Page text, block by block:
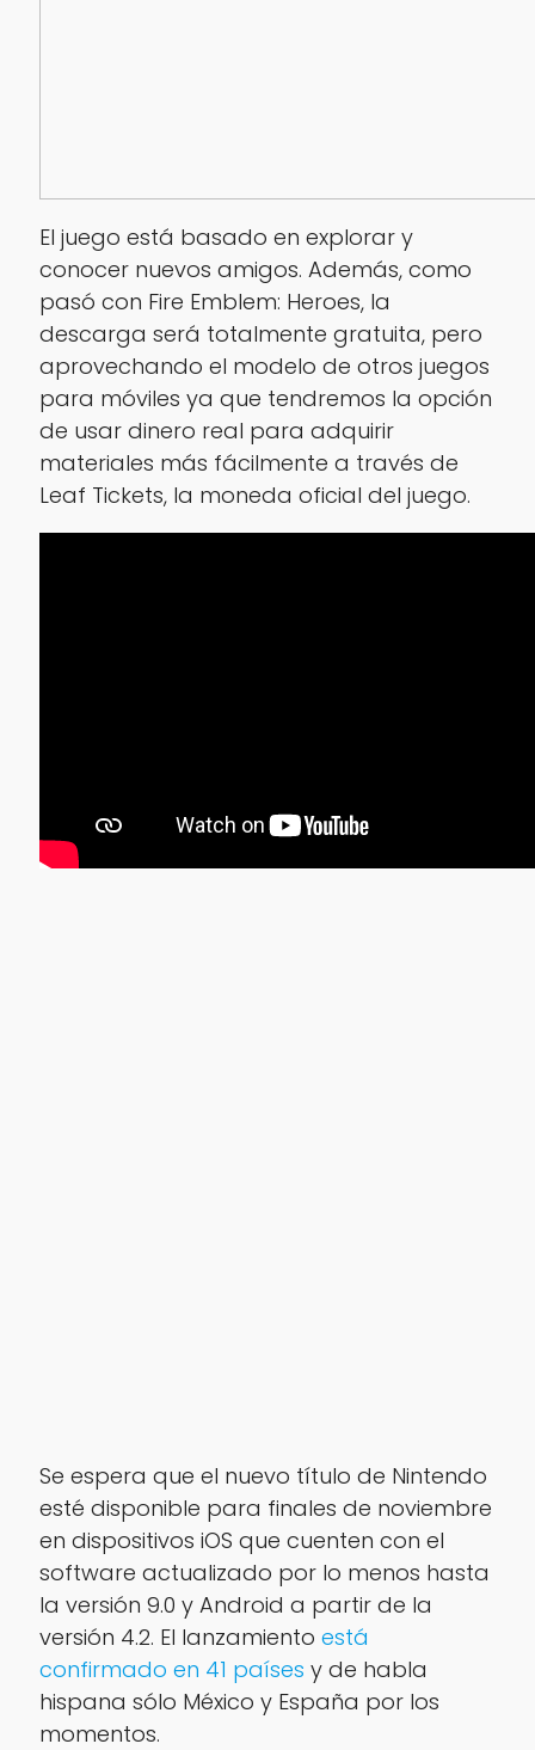
El juego está basado en explorar y
conocer nuevos amigos. Además, como
pasó con Fire Emblem: Heroes, la
descarga será totalmente gratuita, pero
aprovechando el modelo de otros juegos
para móviles ya que tendremos la opción
de usar dinero real para adquirir
materiales más fácilmente a través de
Leaf Tickets, la moneda oficial del juego.
Se espera que el nuevo título de Nintendo
esté disponible para finales de noviembre
en dispositivos iOS que cuenten con el
software actualizado por lo menos hasta
la versión 9.0 y Android a partir de la
versión 4.2. El lanzamiento está
confirmado en 41 países y de habla
hispana sólo México y España por los
momentos.